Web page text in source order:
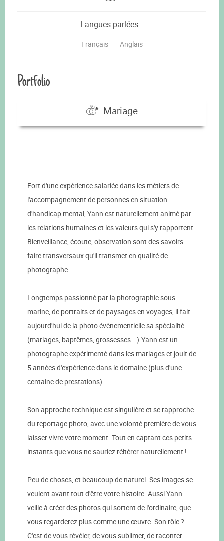
Langues parlées
Français Anglais
Portfolio
Mariage
Fort d'une expérience salariée dans les métiers de
l'accompagnement de personnes en situation
d'handicap mental, Yann est naturellement animé par
les relations humaines et les valeurs qui s'y rapportent.
Bienveillance, écoute, observation sont des savoirs
faire transversaux qu'il transmet en qualité de
photographe.
Longtemps passionné par la photographie sous
marine, de portraits et de paysages en voyages, il fait
aujourd'hui de la photo évènementielle sa spécialité
(mariages, baptêmes, grossesses...).Yann est un
photographe expérimenté dans les mariages et jouit de
5 années d'expérience dans le domaine (plus d'une
centaine de prestations).
Son approche technique est singulière et se rapproche
du reportage photo, avec une volonté première de vous
laisser vivre votre moment. Tout en captant ces petits
instants que vous ne sauriez réitérer naturellement !
Peu de choses, et beaucoup de naturel. Ses images se
veulent avant tout d'être votre histoire. Aussi Yann
veille à créer des photos qui sortent de l'ordinaire, que
vous regarderez plus comme une œuvre. Son rôle ?
C'est de vous révéler, de vous sublimer, de raconter